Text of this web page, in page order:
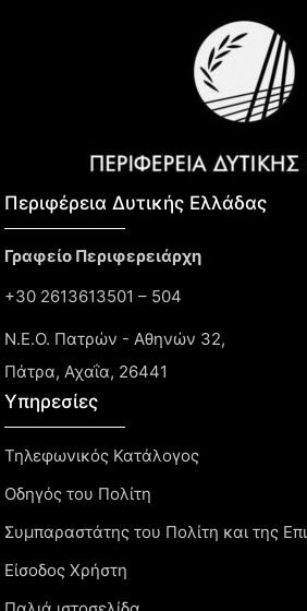
Περιφέρεια Δυτικής Ελλάδας​
Γραφείο Περιφερειάρχη
+30 2613613501 – 504
Ν.Ε.Ο. Πατρών - Αθηνών 32,
Πάτρα, Αχαΐα, 26441
Υπηρεσίες
Τηλεφωνικός Κατάλογος
Οδηγός του Πολίτη
Συμπαραστάτης του Πολίτη και της
Είσοδος Χρήστη